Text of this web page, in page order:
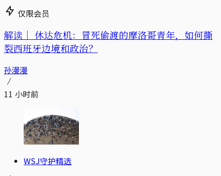
仅限会员
解读｜ 休达危机：冒死偷渡的摩洛哥青年，如何撕
裂西班牙边境和政治？
孙漫漫
11 小时前
WSJ守护精选